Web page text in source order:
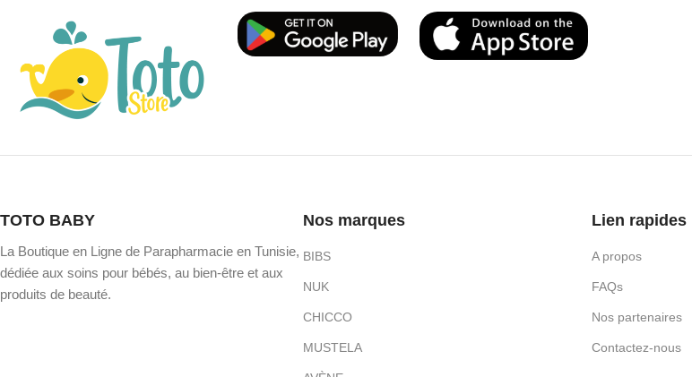
TOTO BABY
La Boutique en Ligne de Parapharmacie en Tunisie,
dédiée aux soins pour bébés, au bien-être et aux
produits de beauté.
Nos marques
BIBS
NUK
CHICCO
MUSTELA
Lien rapides
A propos
FAQs
Nos partenaires
Contactez-nous